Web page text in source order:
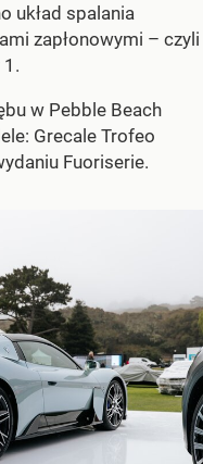
układ spalania
zapłonowymi – czyli
w Pebble Beach
Grecale Trofeo
Fuoriserie.